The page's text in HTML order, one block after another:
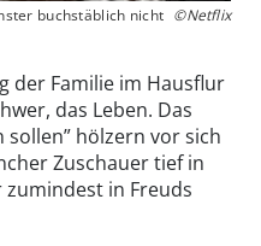
buchstäblich nicht ©Netflix
der Familie im Hausflur
das Leben. Das
hölzern vor sich
Zuschauer tief in
in Freuds